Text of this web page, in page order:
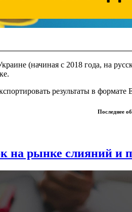
(начиная с 2018 года, на
результаты в формате
Последнее
рынке слияний и